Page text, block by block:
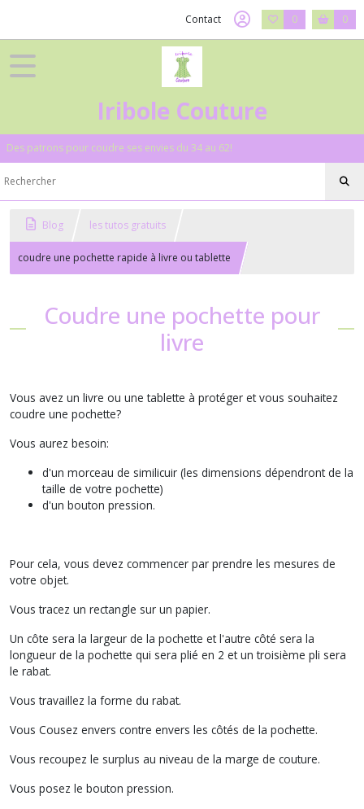
Contact 0 0
Iribole Couture
Des patrons pour coudre ses envies du 34 au 62!
Blog les tutos gratuits
coudre une pochette rapide à livre ou tablette
Coudre une pochette pour
livre
Vous avez un livre ou une tablette à protéger et vous souhaitez
coudre une pochette?
Vous aurez besoin:
d'un morceau de similicuir (les dimensions dépendront de la
taille de votre pochette)
d'un bouton pression.
Pour cela, vous devez commencer par prendre les mesures de
votre objet.
Vous tracez un rectangle sur un papier.
Un côte sera la largeur de la pochette et l'autre côté sera la
longueur de la pochette qui sera plié en 2 et un troisième pli sera
le rabat.
Vous travaillez la forme du rabat.
Vous Cousez envers contre envers les côtés de la pochette.
Vous recoupez le surplus au niveau de la marge de couture.
Vous posez le bouton pression.